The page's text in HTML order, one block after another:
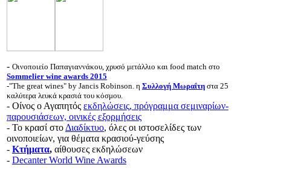
- Οινοποιείο Παπαγιαννάκου, χρυσό μετάλλιο και food match στο
Sommelier wine awards 2015
-"The great wines" by Jancis Robinson. η Συλλογή Μωραΐτη στα 25
καλύτερα λευκά κρασιά του κόσμου.
- Οίνος ο Αγαπητός εκδηλώσεις, πρόγραμμα σεμιναρίων-
παρουσιάσεων, οινικές εξορμήσεις
- Το κρασί στο Διαδίκτυο, όλες οι ιστοσελίδες των
οινοποιείων, για θέματα κρασιού-γεύσης
- Κτήματα, αίθουσες εκδηλώσεων
- Decanter World Wine Awards